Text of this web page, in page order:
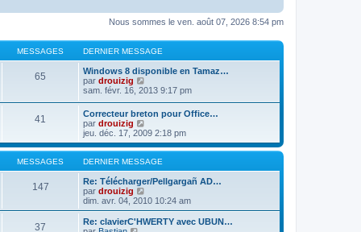
Nous sommes le ven. août 07, 2026 8:54 pm
MESSAGES DERNIER MESSAGE
65
Windows 8 disponible en Tamaz…
par drouizig
o
u
l
t
e
r
l
d
e
r
n
i
sam. févr. 16, 2013 9:17 pm
41
Correcteur breton pour Office…
par drouizig
o
n
s
u
l
t
r
l
e
jeu. déc. 17, 2009 2:18 pm
MESSAGES DERNIER MESSAGE
147
Re: Télécharger/Pellgargañ AD…
par drouizig
o
n
s
dim. avr. 04, 2010 10:24 am
37
Re: clavierC'HWERTY avec UBUN…